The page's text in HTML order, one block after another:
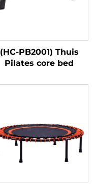
(HC-PB2001) Thuis
Pilates core bed